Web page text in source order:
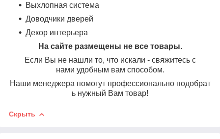
Выхлопная система
Доводчики дверей
Декор интерьера
На сайте размещены не все товары.
Если Вы не нашли то, что искали - свяжитесь с
нами удобным вам способом.
Наши менеджера помогут профессионально подобрат
ь нужный Вам товар!
Скрыть